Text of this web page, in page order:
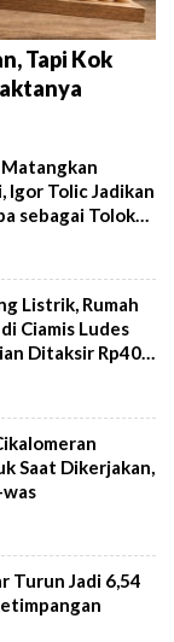
Tapi Kok
Igor Tolic Jadikan
sebagai Tolok
Listrik, Rumah
Ciamis Ludes
Ditaksir Rp40
Saat Dikerjakan,
Turun Jadi 6,54